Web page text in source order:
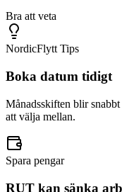
Bra att veta
NordicFlytt Tips
Boka datum tidigt
Månadsskiften blir
att välja mellan.
Spara pengar
RUT kan sänka